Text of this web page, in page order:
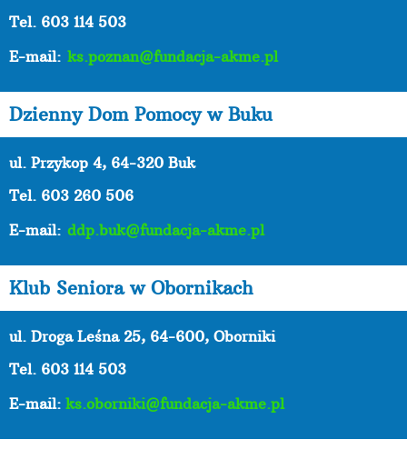
Tel. 603 114 503
E-mail: ks.poznan@fundacja-akme.pl
Dzienny Dom Pomocy w Buku
ul. Przykop 4, 64-320 Buk
Tel. 603 260 506
E-mail: ddp.buk@fundacja-akme.pl
Klub Seniora w Obornikach
ul. Droga Leśna 25, 64-600, Oborniki
Tel. 603 114 503
E-mail: ks.oborniki@fundacja-akme.pl